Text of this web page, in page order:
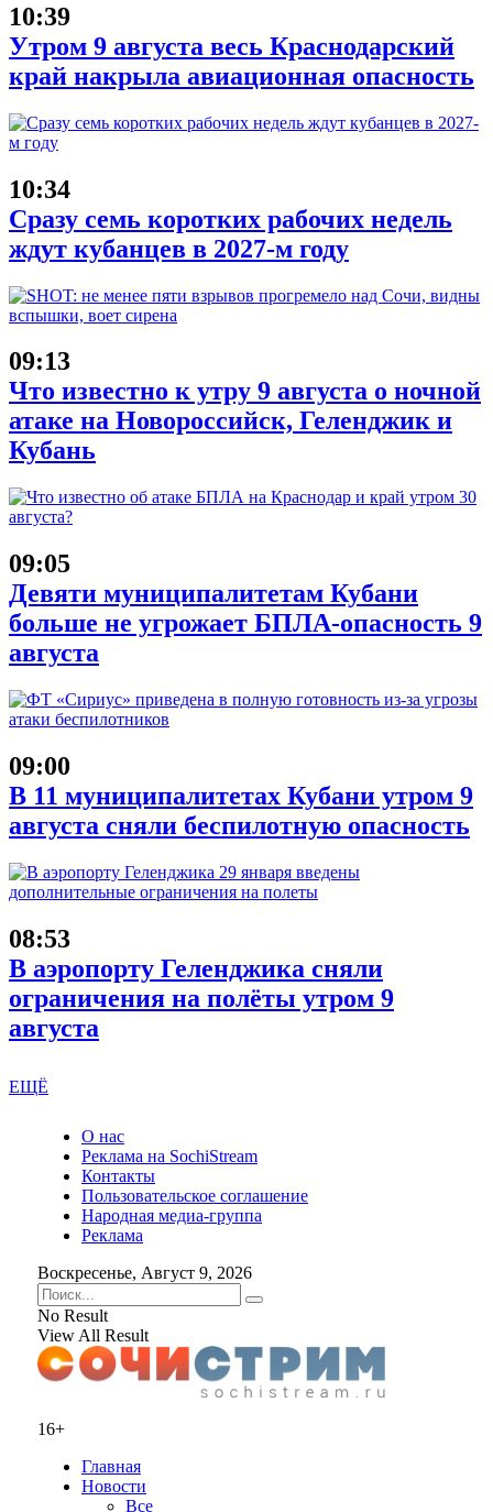
10:39
Утром 9 августа весь Краснодарский
край накрыла авиационная опасность
10:34
Сразу семь коротких рабочих недель
ждут кубанцев в 2027-м году
09:13
Что известно к утру 9 августа о ночной
атаке на Новороссийск, Геленджик и
Кубань
09:05
Девяти муниципалитетам Кубани
больше не угрожает БПЛА-опасность 9
августа
09:00
В 11 муниципалитетах Кубани утром 9
августа сняли беспилотную опасность
08:53
В аэропорту Геленджика сняли
ограничения на полёты утром 9
августа
ЕЩЁ
О нас
Реклама на SochiStream
Контакты
Пользовательское соглашение
Народная медиа-группа
Реклама
Воскресенье, Август 9, 2026
No Result
View All Result
16+
Главная
Новости
Все